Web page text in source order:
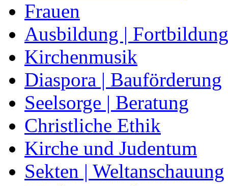
Frauen
Ausbildung | Fortbildung
Kirchenmusik
Diaspora | Bauförderung
Seelsorge | Beratung
Christliche Ethik
Kirche und Judentum
Sekten | Weltanschauung